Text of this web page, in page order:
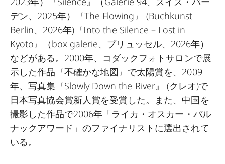
デン、2025年）『The Flowing』 (Buchkunst
Berlin、2026年)『Into the Silence – Lost in
Kyoto』（box galerie、ブリュッセル、2026年）
などがある。2000年、コダックフォトサロンで展
示した作品『不確かな地図』で太陽賞を、2009
年、写真集『Slowly Down the River』 (クレオ)で
日本写真協会賞新人賞を受賞した。また、中国を
撮影した作品で2006年「ライカ・オスカー・バル
ナックアワード」のファイナリストに選出されて
いる。